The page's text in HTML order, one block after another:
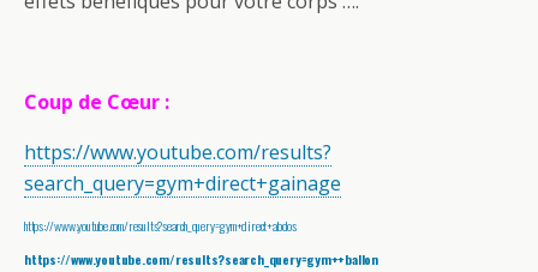
Coup de Cœur :
https://www.youtube.com/results?
search_query=gym+direct+gainage
https://www.youtube.com/results?search_query=gym+direct+abdos
https://www.youtube.com/results?search_query=gym++ballon